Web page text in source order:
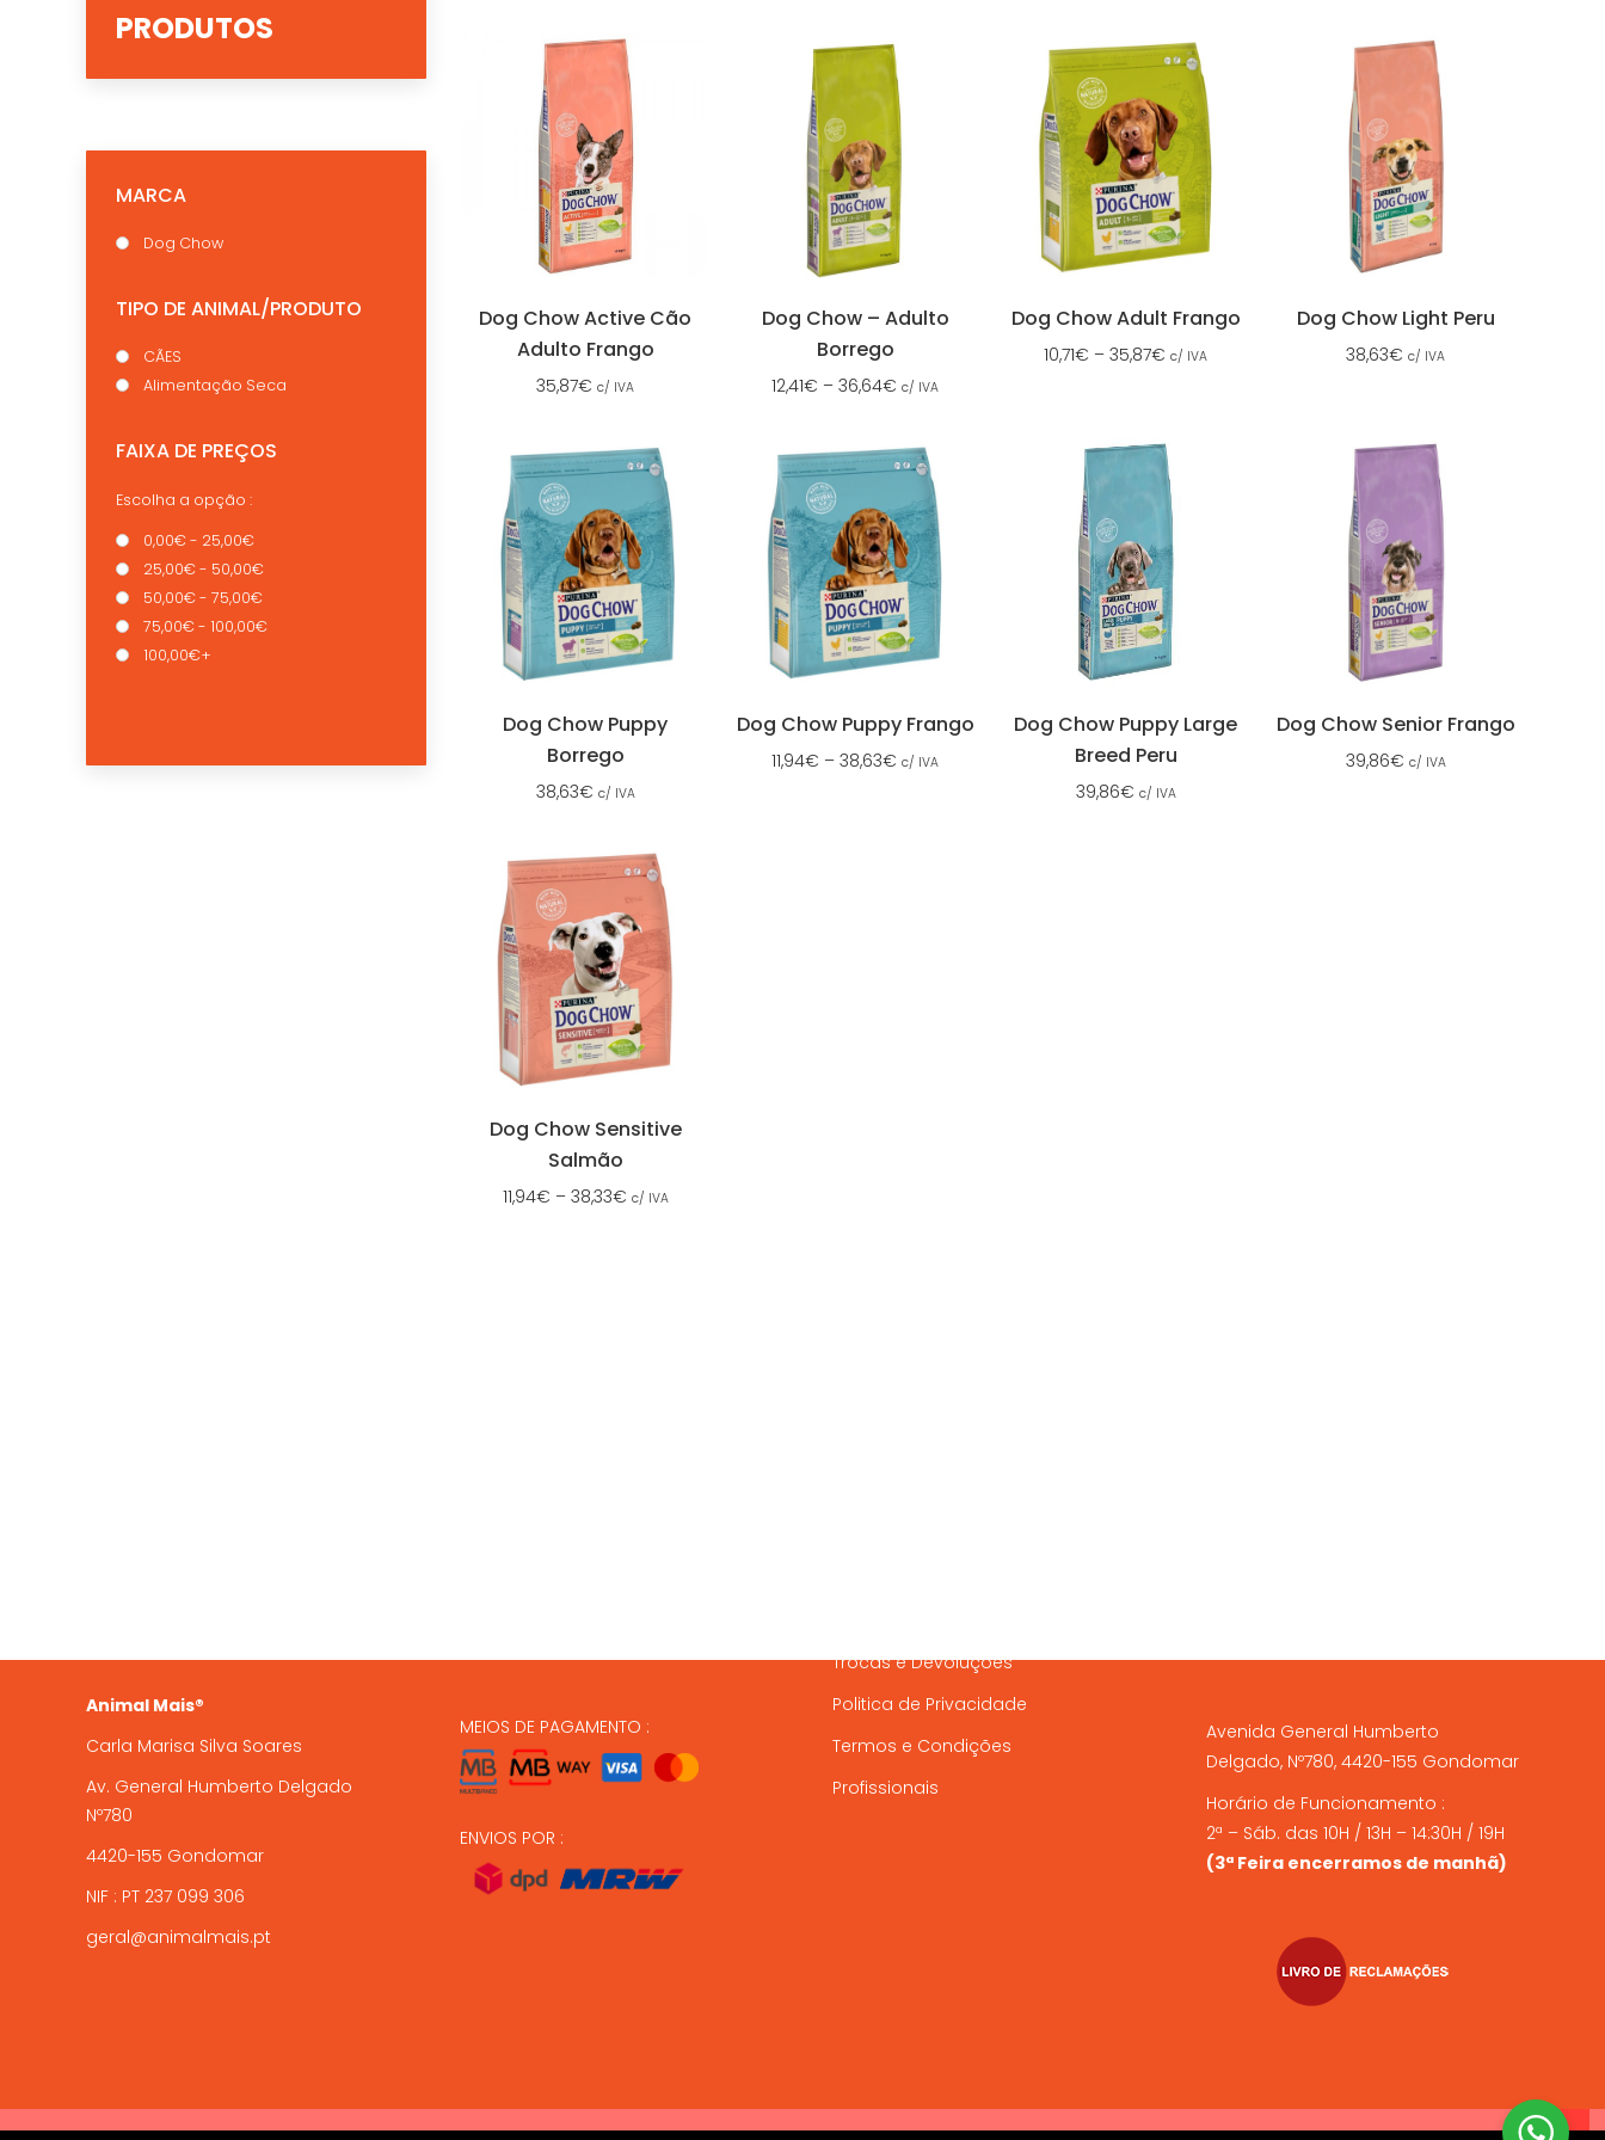
Dog Chow Active Cão
Adulto Frango
35,87€ c/ IVA
Dog Chow – Adulto
Borrego
12,41€ –36,64€ c/ IVA
Dog Chow Adult Frango
10,71€ –35,87€ c/ IVA
Dog Chow Light Peru
38,63€ c/ IVA
Dog Chow Puppy
Borrego
38,63€ c/ IVA
Dog Chow Puppy Frango
11,94€ –38,63€ c/ IVA
Dog Chow Puppy Large
Breed Peru
39,86€ c/ IVA
Dog Chow Senior Frango
39,86€ c/ IVA
Dog Chow Sensitive
Salmão
11,94€ – 38,33€ c/ IVA
PRODUTOS
MARCA
Dog Chow
TIPO DE ANIMAL/PRODUTO
CÃES
Alimentação Seca
FAIXA DE PREÇOS
Escolha a opção :
0,00€ - 25,00€
25,00€ - 50,00€
50,00€ - 75,00€
75,00€ - 100,00€
100,00€+
Animal Mais®
Carla Marisa Silva Soares
Av. General Humberto Delgado
Nº780
4420-155 Gondomar
NIF : PT 237 099 306
geral@animalmais.pt
MEIOS DE PAGAMENTO :
ENVIOS POR :
Trocas e Devoluções
Politica de Privacidade
Termos e Condições
Profissionais
Avenida General Humberto
Delgado, Nº780, 4420-155 Gondomar
Horário de Funcionamento :
2ª – Sáb. das 10H / 13H – 14:30H / 19H
(3ª Feira encerramos de manhã)